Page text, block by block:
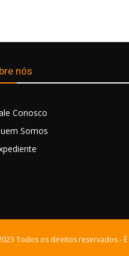
nós
Conosco
Somos
2023 Todos os direitos